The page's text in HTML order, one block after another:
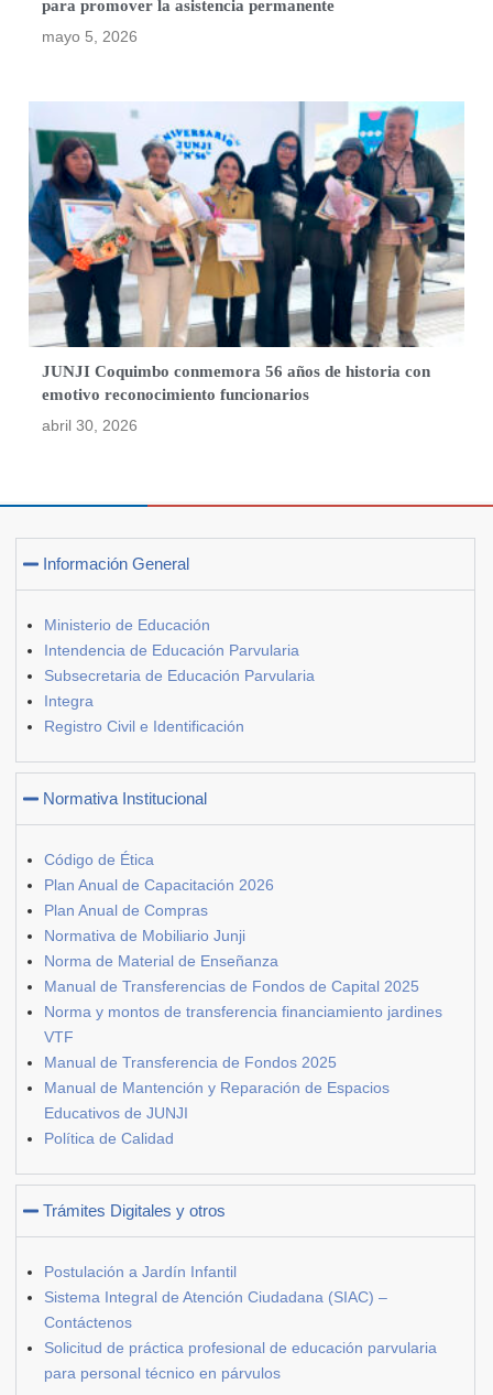
para promover la asistencia permanente
mayo 5, 2026
JUNJI Coquimbo conmemora 56 años de historia con
emotivo reconocimiento funcionarios
abril 30, 2026
Información General
Ministerio de Educación
Intendencia de Educación Parvularia
Subsecretaria de Educación Parvularia
Integra
Registro Civil e Identificación
Normativa Institucional
Código de Ética
Plan Anual de Capacitación 2026
Plan Anual de Compras
Normativa de Mobiliario Junji
Norma de Material de Enseñanza
Manual de Transferencias de Fondos de Capital 2025
Norma y montos de transferencia financiamiento jardines
VTF
Manual de Transferencia de Fondos 2025
Manual de Mantención y Reparación de Espacios
Educativos de JUNJI
Política de Calidad
Trámites Digitales y otros
Postulación a Jardín Infantil
Sistema Integral de Atención Ciudadana (SIAC) –
Contáctenos
Solicitud de práctica profesional de educación parvularia
para personal técnico en párvulos